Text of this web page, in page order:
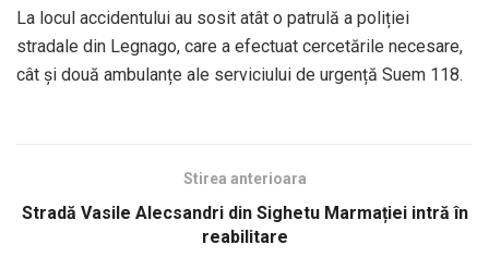
La locul accidentului au sosit atât o patrulă a poliției
stradale din Legnago, care a efectuat cercetările necesare,
cât și două ambulanțe ale serviciului de urgență Suem 118.
Stirea anterioara
Stradă Vasile Alecsandri din Sighetu Marmației intră în
reabilitare